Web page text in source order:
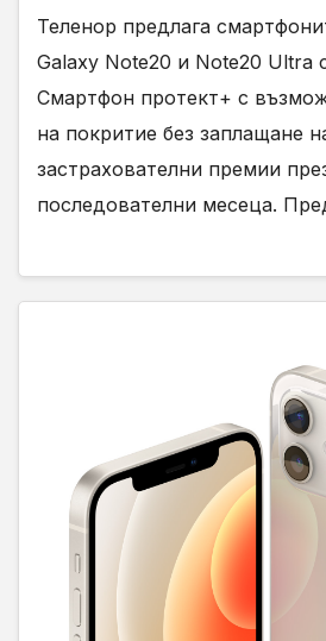
Теленор предлага
Galaxy Note20 и Note20 Ultra
Смартфон протект+ с
на покритие без заплащане
застрахователни премии
последователни месеца.